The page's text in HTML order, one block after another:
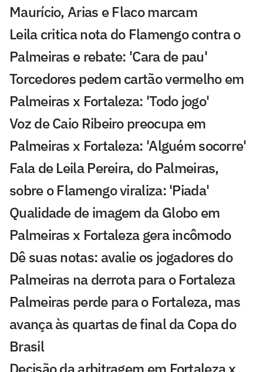
Maurício, Arias e Flaco marcam
Leila critica nota do Flamengo contra o
Palmeiras e rebate: 'Cara de pau'
Torcedores pedem cartão vermelho em
Palmeiras x Fortaleza: 'Todo jogo'
Voz de Caio Ribeiro preocupa em
Palmeiras x Fortaleza: 'Alguém socorre'
Fala de Leila Pereira, do Palmeiras,
sobre o Flamengo viraliza: 'Piada'
Qualidade de imagem da Globo em
Palmeiras x Fortaleza gera incômodo
Dê suas notas: avalie os jogadores do
Palmeiras na derrota para o Fortaleza
Palmeiras perde para o Fortaleza, mas
avança às quartas de final da Copa do
Brasil